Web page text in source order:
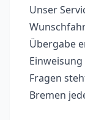
Unser
Übergabe
Fragen
Bremen